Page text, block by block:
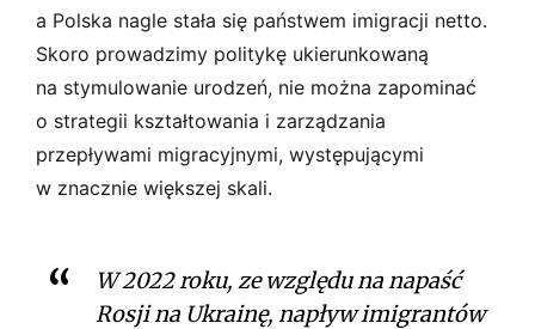
a Polska nagle stała się państwem imigracji netto.
Skoro prowadzimy politykę ukierunkowaną
na stymulowanie urodzeń, nie można zapominać
o strategii kształtowania i zarządzania
przepływami migracyjnymi, występującymi
w znacznie większej skali.
W 2022 roku, ze względu na napaść
Rosji na Ukrainę, napływ imigrantów